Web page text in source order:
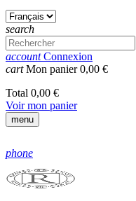
search
account Connexion
cart Mon panier0,00 €
Total 0,00 €
Voir mon panier
menu
phone